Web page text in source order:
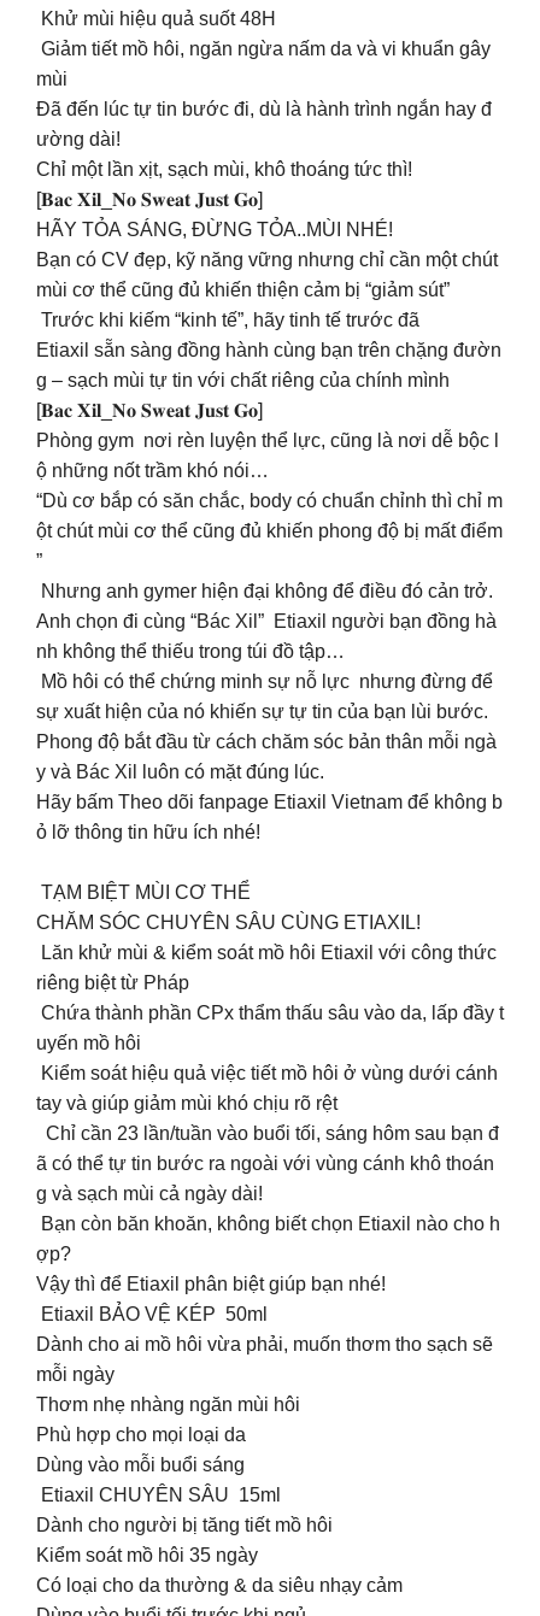
Khử mùi hiệu quả suốt 48H
Giảm tiết mồ hôi, ngăn ngừa nấm da và vi khuẩn gây
mùi
Đã đến lúc tự tin bước đi, dù là hành trình ngắn hay đ
ường dài!
Chỉ một lần xịt, sạch mùi, khô thoáng tức thì!
[𝐁𝐚𝐜 𝐗𝐢𝐥_𝐍𝐨 𝐒𝐰𝐞𝐚𝐭 𝐉𝐮𝐬𝐭 𝐆𝐨]
HÃY TỎA SÁNG, ĐỪNG TỎA..MÙI NHÉ!
Bạn có CV đẹp, kỹ năng vững nhưng chỉ cần một chút
mùi cơ thể cũng đủ khiến thiện cảm bị “giảm sút”
Trước khi kiếm “kinh tế”, hãy tinh tế trước đã
Etiaxil sẵn sàng đồng hành cùng bạn trên chặng đườn
g – sạch mùi tự tin với chất riêng của chính mình
[𝐁𝐚𝐜 𝐗𝐢𝐥_𝐍𝐨 𝐒𝐰𝐞𝐚𝐭 𝐉𝐮𝐬𝐭 𝐆𝐨]
Phòng gym nơi rèn luyện thể lực, cũng là nơi dễ bộc l
ộ những nốt trầm khó nói…
“Dù cơ bắp có săn chắc, body có chuẩn chỉnh thì chỉ m
ột chút mùi cơ thể cũng đủ khiến phong độ bị mất điểm
”
Nhưng anh gymer hiện đại không để điều đó cản trở.
Anh chọn đi cùng “Bác Xil” Etiaxil người bạn đồng hà
nh không thể thiếu trong túi đồ tập…
Mồ hôi có thể chứng minh sự nỗ lực nhưng đừng để
sự xuất hiện của nó khiến sự tự tin của bạn lùi bước.
Phong độ bắt đầu từ cách chăm sóc bản thân mỗi ngà
y và Bác Xil luôn có mặt đúng lúc.
Hãy bấm Theo dõi fanpage Etiaxil Vietnam để không b
ỏ lỡ thông tin hữu ích nhé!
TẠM BIỆT MÙI CƠ THỂ
CHĂM SÓC CHUYÊN SÂU CÙNG ETIAXIL!
Lăn khử mùi & kiểm soát mồ hôi Etiaxil với công thức
riêng biệt từ Pháp
Chứa thành phần CPx thẩm thấu sâu vào da, lấp đầy t
uyến mồ hôi
Kiểm soát hiệu quả việc tiết mồ hôi ở vùng dưới cánh
tay và giúp giảm mùi khó chịu rõ rệt
Chỉ cần 23 lần/tuần vào buổi tối, sáng hôm sau bạn đ
ã có thể tự tin bước ra ngoài với vùng cánh khô thoán
g và sạch mùi cả ngày dài!
Bạn còn băn khoăn, không biết chọn Etiaxil nào cho h
ợp?
Vậy thì để Etiaxil phân biệt giúp bạn nhé!
Etiaxil BẢO VỆ KÉP 50ml
Dành cho ai mồ hôi vừa phải, muốn thơm tho sạch sẽ
mỗi ngày
Thơm nhẹ nhàng ngăn mùi hôi
Phù hợp cho mọi loại da
Dùng vào mỗi buổi sáng
Etiaxil CHUYÊN SÂU 15ml
Dành cho người bị tăng tiết mồ hôi
Kiểm soát mồ hôi 35 ngày
Có loại cho da thường & da siêu nhạy cảm